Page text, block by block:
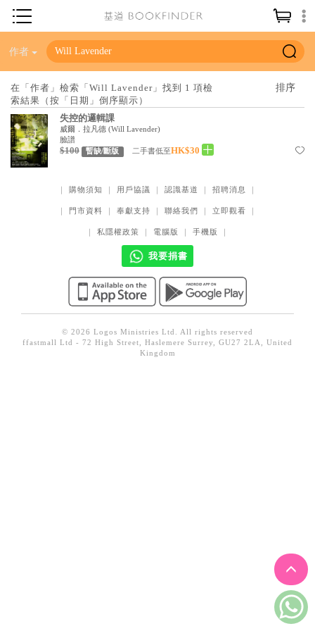
神學／教義
聖經
信仰入門
教會歷史
教會事工
社會／倫理
哲學／宗教比較
見證／傳記
作者
在「作者」檢索「Will Lavender」找到 1 項檢
索結果（按「日期」倒序顯示）
失控的邏輯課
威爾．拉凡德 (Will Lavender)
臉譜
$100 暫缺/斷版 二手書低至HK$30
｜ 購物須知 ｜ 用戶協議 ｜ 認識基道 ｜ 招聘消息 ｜
｜ 門市資料 ｜ 奉獻支持 ｜ 聯絡我們 ｜ 立即觀看 ｜
｜ 私隱權政策 ｜ 電腦版 ｜ 手機版 ｜
我要捐書
© 2026 Logos Ministries Ltd. All rights reserved
ffastmall Ltd - 72 High Street, Haslemere Surrey, GU27 2LA, United
Kingdom